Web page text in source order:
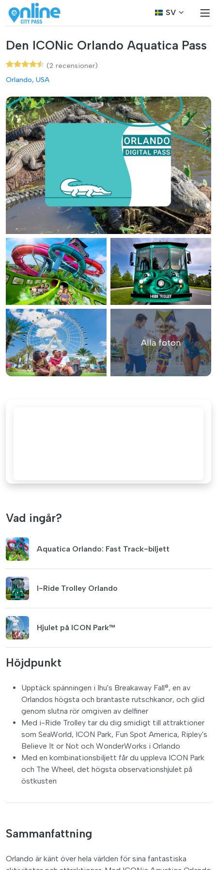
SV
Den ICONic Orlando Aquatica Pass
(2 recensioner)
Orlando, USA
Alla foton
Vad ingår?
Aquatica Orlando: Fast Track-biljett
I-Ride Trolley Orlando
Hjulet på ICON Park™
Höjdpunkt
Upptäck spänningen i Ihu's Breakaway Fall®, en av
Orlandos högsta och brantaste rutschkanor, och glid
genom slutna rör omgiven av delfiner
Med i-Ride Trolley tar du dig smidigt till attraktioner
som SeaWorld, ICON Park, Fun Spot America, Ripley's
Believe It or Not och WonderWorks i Orlando
Med en kombinationsbiljett får du uppleva ICON Park
och The Wheel, det högsta observationshjulet på
östkusten
Sammanfattning
Orlando är känt över hela världen för sina fantastiska